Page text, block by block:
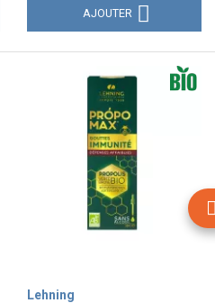
AJOUTER
Lehning